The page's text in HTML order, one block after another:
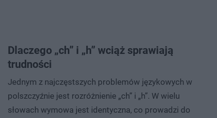
Dlaczego „ch” i „h” wciąż sprawiają
trudności
Jednym z najczęstszych problemów językowych w
polszczyźnie jest rozróżnienie „ch” i „h”. W wielu
słowach wymowa jest identyczna, co prowadzi do